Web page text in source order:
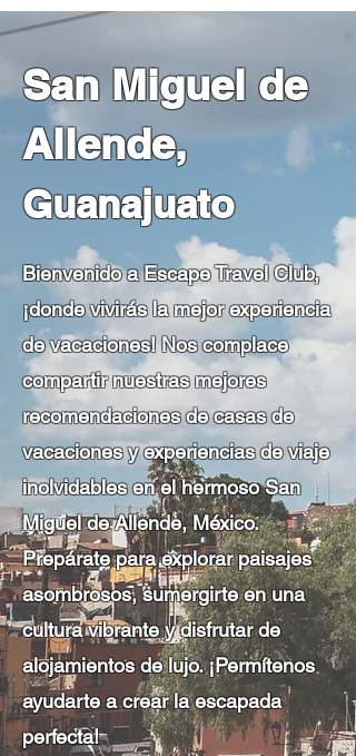
San Miguel de
Allende,
Guanajuato
Bienvenido a Escape Travel Club,
¡donde vivirás la mejor experiencia
de vacaciones! Nos complace
compartir nuestras mejores
recomendaciones de casas de
vacaciones y experiencias de viaje
inolvidables en el hermoso San
Miguel de Allende, México.
Prepárate para explorar paisajes
asombrosos, sumergirte en una
cultura vibrante y disfrutar de
alojamientos de lujo. ¡Permítenos
ayudarte a crear la escapada
perfecta!